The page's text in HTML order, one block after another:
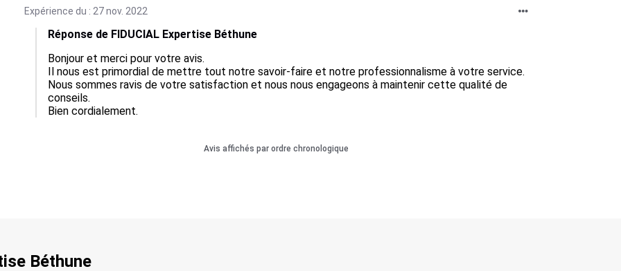
Expérience du : 27 nov. 2022
Réponse de FIDUCIAL Expertise Béthune
Bonjour et merci pour votre avis.
Il nous est primordial de mettre tout notre savoir-faire et notre professionnalisme à votre service.
Nous sommes ravis de votre satisfaction et nous nous engageons à maintenir cette qualité de
conseils.
Bien cordialement.
Avis affichés par ordre chronologique
Béthune